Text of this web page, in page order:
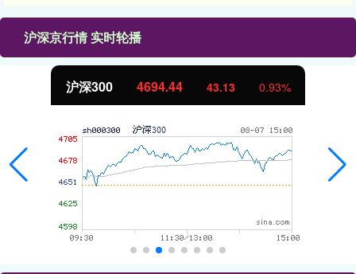
沪深京行情 实时轮播
北证50 1134.24 11.37 1.01%